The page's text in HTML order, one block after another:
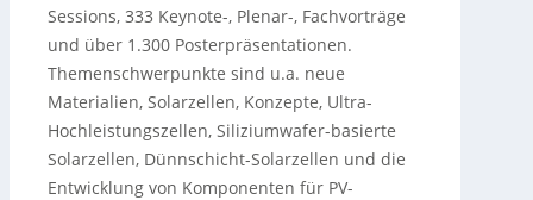
Sessions, 333 Keynote-, Plenar-, Fachvorträge
und über 1.300 Posterpräsentationen.
Themenschwerpunkte sind u.a. neue
Materialien, Solarzellen, Konzepte, Ultra-
Hochleistungszellen, Siliziumwafer-basierte
Solarzellen, Dünnschicht-Solarzellen und die
Entwicklung von Komponenten für PV-